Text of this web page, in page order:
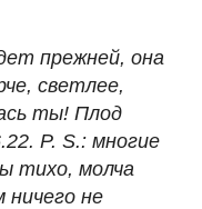
прежней, она
светлее,
ты! Плод
P. S.: многие
тихо, молча
ничего не